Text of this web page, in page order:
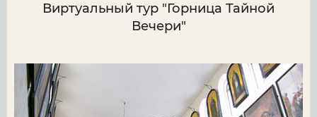
Виртуальный тур "Горница Тайной
Вечери"